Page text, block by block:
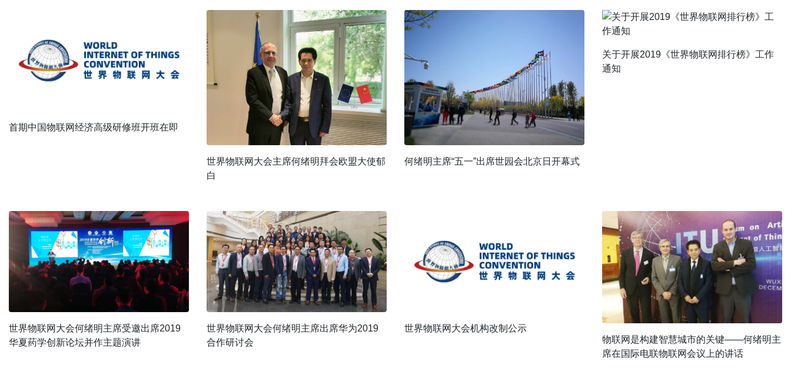
首期中国物联网经济高级研修班开班在即
世界物联网大会主席何绪明拜会欧盟大使郁
白
何绪明主席“五一”出席世园会北京日开幕式
关于开展2019《世界物联网排行榜》工作
通知
世界物联网大会何绪明主席受邀出席2019
华夏药学创新论坛并作主题演讲
世界物联网大会何绪明主席出席华为2019
合作研讨会
世界物联网大会机构改制公示
物联网是构建智慧城市的关键——何绪明主
席在国际电联物联网会议上的讲话